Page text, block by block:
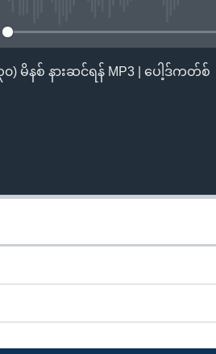
) မိနစ် နားဆင်ရန် MP3 | ပေါ့ဒ်ကတ်စ်